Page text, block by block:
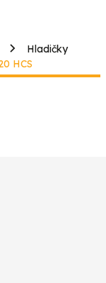
Hladičky
HCS